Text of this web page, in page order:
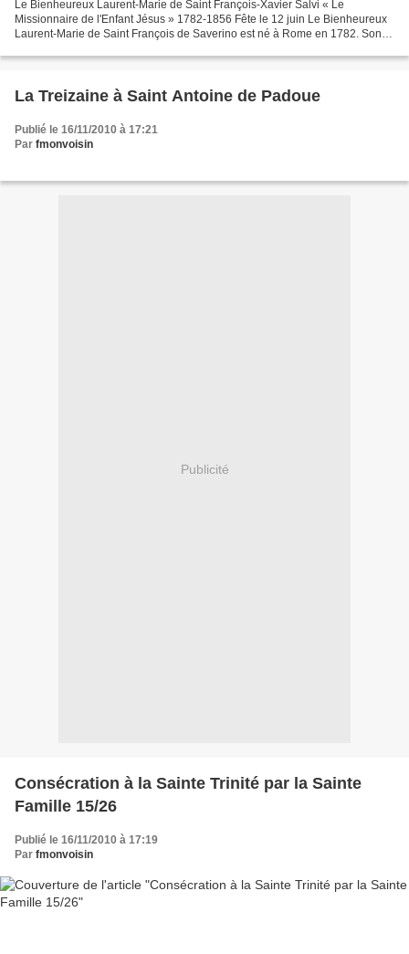
Le Bienheureux Laurent-Marie de Saint François-Xavier Salvi « Le
Missionnaire de l'Enfant Jésus » 1782-1856 Fête le 12 juin Le Bienheureux
Laurent-Marie de Saint François de Saverino est né à Rome en 1782. Son
La Treizaine à Saint Antoine de Padoue
Publié le 16/11/2010 à 17:21
Par fmonvoisin
Publicité
Consécration à la Sainte Trinité par la Sainte
Famille 15/26
Publié le 16/11/2010 à 17:19
Par fmonvoisin